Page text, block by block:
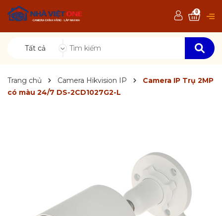
Tất cả
0
Trang chủ Camera Hikvision IP
Camera IP Trụ 2MP
có màu 24/7 DS-2CD1027G2-L